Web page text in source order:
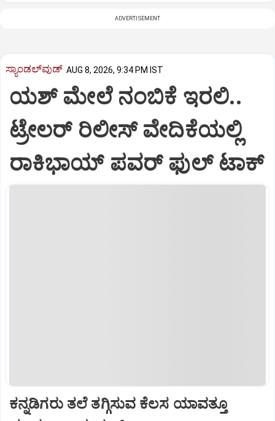
ADVERTISEMENT
ಸ್ಯಾಂಡಲ್‌ವುಡ್‌ AUG 8, 2026, 9:34 PM IST
ಯಶ್‌ ಮೇಲೆ ನಂಬಿಕೆ ಇರಲಿ..
ಟ್ರೇಲರ್‌ ರಿಲೀಸ್‌ ವೇದಿಕೆಯಲ್ಲಿ
ರಾಕಿಭಾಯ್‌ ಪವರ್‌ ಫುಲ್‌ ಟಾಕ್
ಕನ್ನಡಿಗರು ತಲೆ ತಗ್ಗಿಸುವ ಕೆಲಸ ಯಾವತ್ತೂ